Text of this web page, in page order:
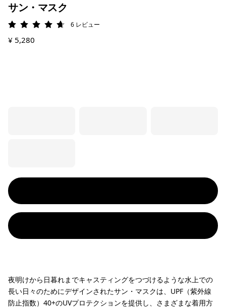
サン・マスク
評価: 4.7 / 5
6 レビュー
¥ 5,280
夜明けから日暮れまでキャスティングをつづけるような水上での
長い日々のためにデザインされたサン・マスクは、UPF（紫外線
防止指数）40+のUVプロテクションを提供し、さまざまな着用方